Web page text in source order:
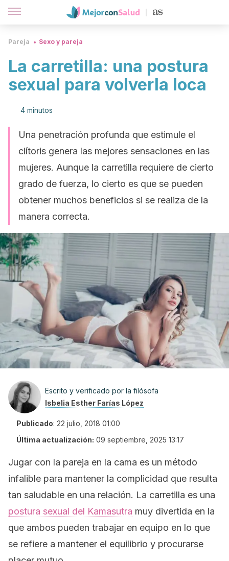
Pareja Sexo y pareja
La carretilla: una postura
sexual para volverla loca
4 minutos
Una penetración profunda que estimule el
clítoris genera las mejores sensaciones en las
mujeres. Aunque la carretilla requiere de cierto
grado de fuerza, lo cierto es que se pueden
obtener muchos beneficios si se realiza de la
manera correcta.
Escrito y verificado por la filósofa
Isbelia Esther Farías López
Publicado: 22 julio, 2018 01:00
Última actualización: 09 septiembre, 2025 13:17
Jugar con la pareja en la cama es un método
infalible para mantener la complicidad que resulta
tan saludable en una relación. La carretilla es una
postura sexual del Kamasutra muy divertida en la
que ambos pueden trabajar en equipo en lo que
se refiere a mantener el equilibrio y procurarse